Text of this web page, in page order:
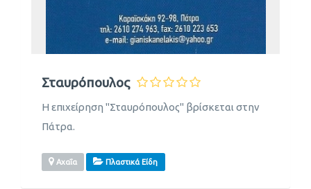
Σταυρόπουλος
Η επιχείρηση "Σταυρόπουλος" βρίσκεται στην
Πάτρα.
Αχαΐα Πλαστικά Είδη